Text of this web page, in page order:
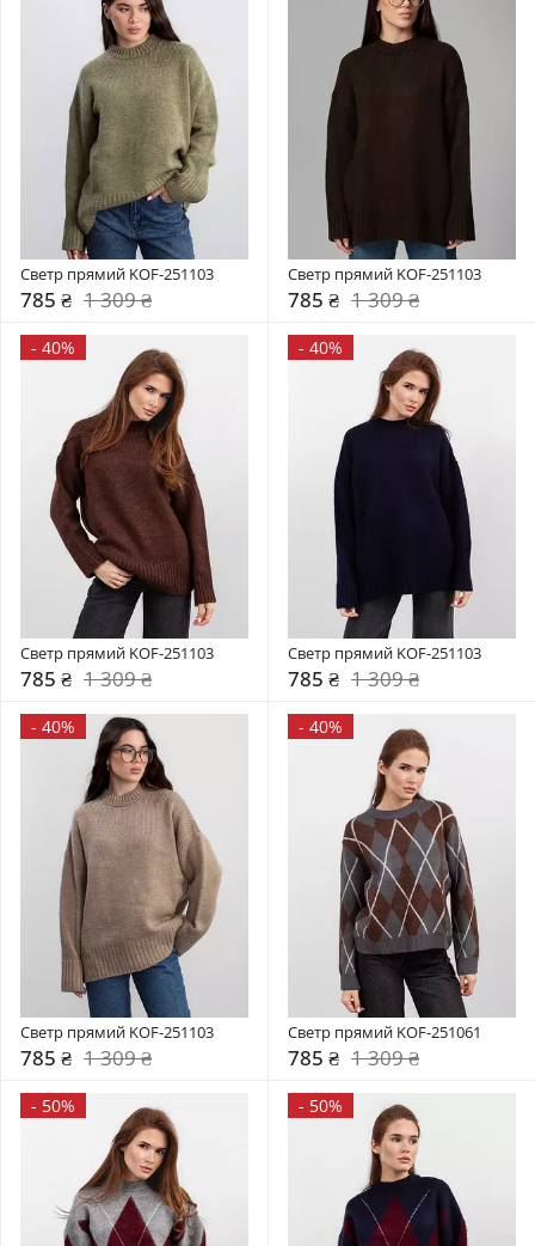
Светр прямий KOF-251103
785 ₴ 1 309 ₴
Светр прямий KOF-251103
785 ₴ 1 309 ₴
- 40%
Светр прямий KOF-251103
785 ₴ 1 309 ₴
- 40%
Светр прямий KOF-251103
785 ₴ 1 309 ₴
- 40%
Светр прямий KOF-251103
785 ₴ 1 309 ₴
- 40%
Светр прямий KOF-251061
785 ₴ 1 309 ₴
- 50% - 50%